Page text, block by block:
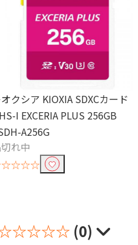
クシア KIOXIA SDXCカード
I EXCERIA PLUS 256GB
A256G
れ中
(0)